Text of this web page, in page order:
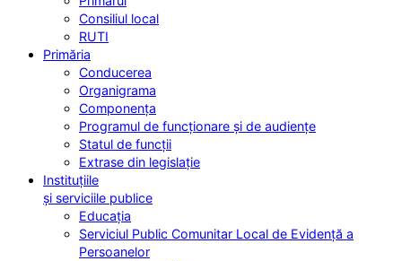
Consiliul local
RUTI
Primăria
Conducerea
Organigrama
Componența
Programul de funcționare și de audiențe
Statul de funcții
Extrase din legislație
Instituțiile
și serviciile publice
Educația
Serviciul Public Comunitar Local de Evidență a
Persoanelor